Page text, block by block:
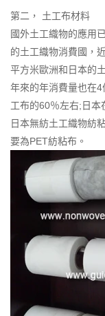
第二， 土工布材料
國外土工織物的應用
的土工織物消費國，
平方米歐洲和日本的
年來的年消費量也在
工布的60％左右;日本
日本無紡土工織物紡
要為PET紡粘布。